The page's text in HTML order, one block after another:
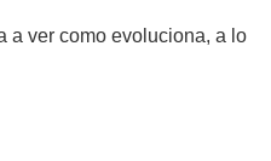
a ver como evoluciona, a lo